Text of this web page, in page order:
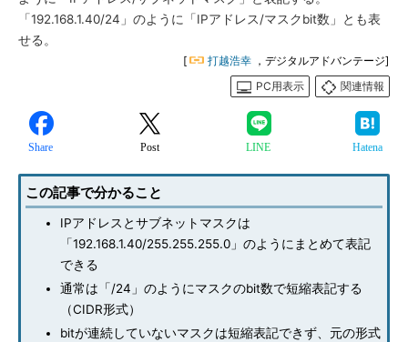
「192.168.1.40/24」のように「IPアドレス/マスクbit数」とも表
せる。
[ 打越浩幸 ，デジタルアドバンテージ]
PC用表示
関連情報
Share Post LINE Hatena
この記事で分かること
IPアドレスとサブネットマスクは
「192.168.1.40/255.255.255.0」のようにまとめて表記
できる
通常は「/24」のようにマスクのbit数で短縮表記する
（CIDR形式）
bitが連続していないマスクは短縮表記できず、元の形式